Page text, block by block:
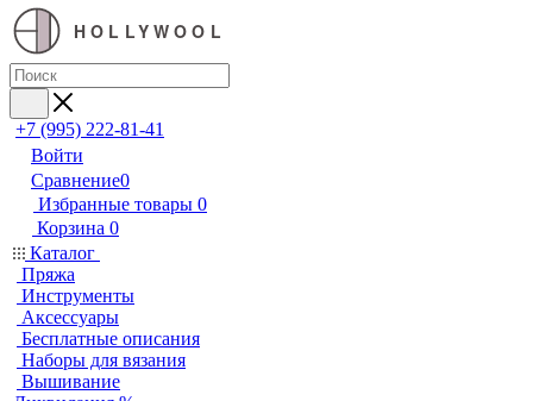
HOLLYWOOL
+7 (995) 222-81-41
Войти
Сравнение0
Избранные товары 0
Корзина 0
Каталог
Пряжа
Инструменты
Аксессуары
Бесплатные описания
Наборы для вязания
Вышивание